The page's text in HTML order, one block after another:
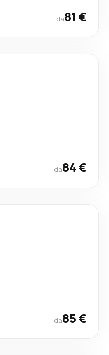
da81 €
da84 €
da85 €